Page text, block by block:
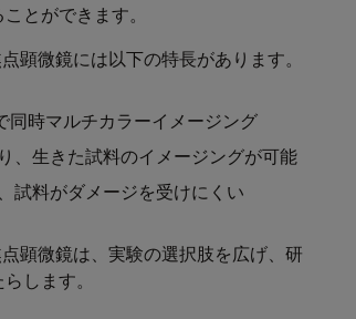
とができます。
顕微鏡には以下の特長があります。
同時マルチカラーイメージング
、生きた試料のイメージングが可能
試料がダメージを受けにくい
顕微鏡は、実験の選択肢を広げ、研
します。